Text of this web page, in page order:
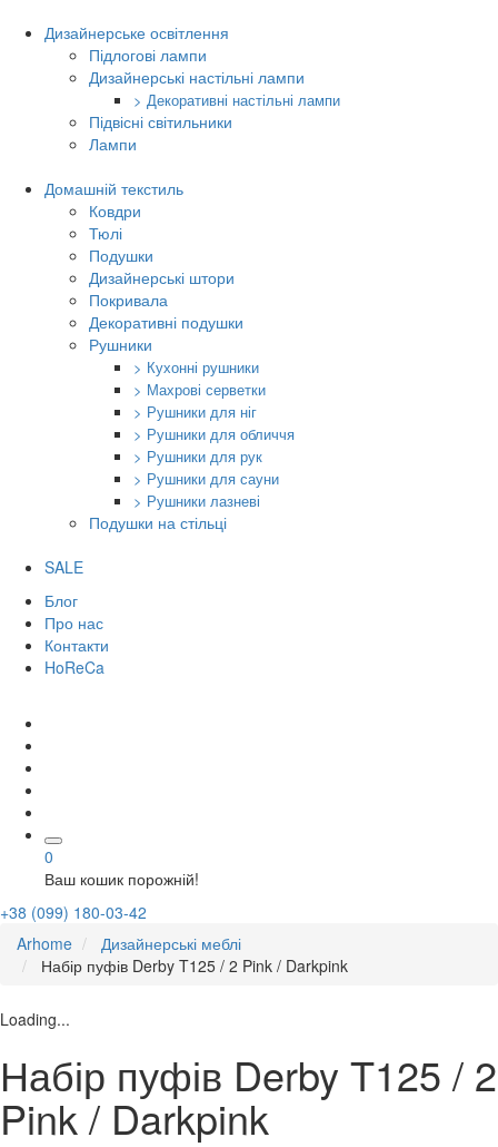
Дизайнерське освітлення
Підлогові лампи
Дизайнерські настільні лампи
> Декоративні настільні лампи
Підвісні світильники
Лампи
Домашній текстиль
Ковдри
Тюлі
Подушки
Дизайнерські штори
Покривала
Декоративні подушки
Рушники
> Кухонні рушники
> Махрові серветки
> Рушники для ніг
> Рушники для обличчя
> Рушники для рук
> Рушники для сауни
> Рушники лазневі
Подушки на стільці
SALE
Блог
Про нас
Контакти
HoReCa
0
Ваш кошик порожній!
+38 (099) 180-03-42
Arhome
Дизайнерські меблі
Набір пуфів Derby T125 / 2 Pink / Darkpink
Loading...
Набір пуфів Derby T125 / 2
Pink / Darkpink